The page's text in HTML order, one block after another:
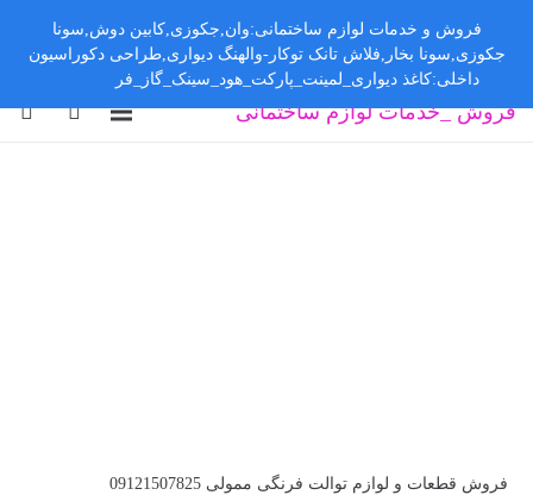
فروش _خدمات لوازم ساختمانی
فروش قطعات و لوازم توالت فرنگی ممولی 09121507825
فروش و خدمات لوازم ساختمانی:وان,جکوزی,کابین دوش,سونا
جکوزی,سونا بخار,فلاش تانک توکار-والهنگ دیواری,طراحی دکوراسیون
داخلی:کاغذ دیواری_لمینت_پارکت_هود_سینک_گاز_فر